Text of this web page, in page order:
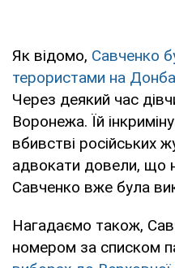
Як відомо, Савченко
терористами на
Через деякий час
Воронежа. Їй
вбивстві російських
адвокати довели, що
Савченко вже була
Нагадаємо також,
номером за списком